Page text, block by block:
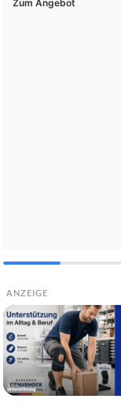
Zum Angebot
ANZEIGE